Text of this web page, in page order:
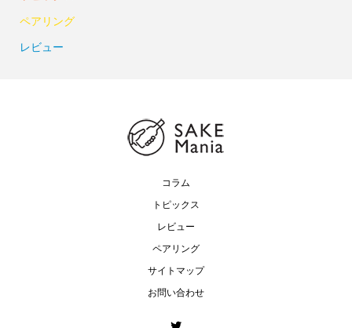
ペアリング
レビュー
コラム
トピックス
レビュー
ペアリング
サイトマップ
お問い合わせ